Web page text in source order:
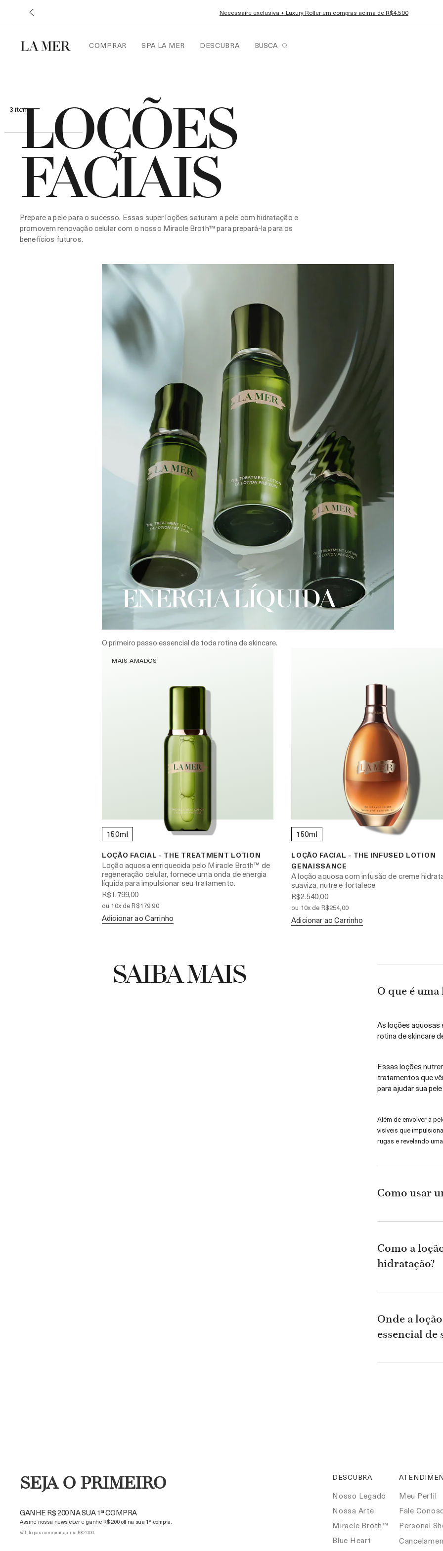
Necessaire exclusiva + Luxury Roller em compras acima de R$4.500
COMPRAR SPA LA MER DESCUBRA BUSCA
3itens
LOÇÕES
FACIAIS
Prepare a pele para o sucesso. Essas super loções saturam a pele com hidratação e
promovem renovação celular com o nosso Miracle Broth™ para prepará-la para os
benefícios futuros.
ENERGIA LÍQUIDA
O primeiro passo essencial de toda rotina de skincare.
MAIS AMADOS
150ml
LOÇÃO FACIAL - THE TREATMENT LOTION
Loção aquosa enriquecida pelo Miracle Broth™ de
regeneração celular, fornece uma onda de energia
líquida para impulsionar seu tratamento.
R$1.799,00
ou 10x de R$179,90
Adicionar ao Carrinho
150ml
LOÇÃO FACIAL - THE INFUSED LOTION
GENAISSANCE
A loção aquosa com infusão de creme
suaviza, nutre e fortalece
R$2.540,00
ou 10x de R$254,00
Adicionar ao Carrinho
SAIBA MAIS
O que é
As loções aquosas
rotina de skincare
Essas loções
tratamentos que
para ajudar sua
Além de envolver a
visíveis que
rugas e revelando
Como usar
Como a
hidratação?
Onde a
essencial de
SEJA O PRIMEIRO
GANHE R$ 200 NA SUA 1ª COMPRA
Assine nossa newsletter e ganhe R$ 200 off na sua 1ª compra.
Válido para compras acima R$ 2.000.
DESCUBRA
Nosso Legado
Nossa Arte
Miracle Broth™
Blue Heart
Meu Perfil
Fale
Personal